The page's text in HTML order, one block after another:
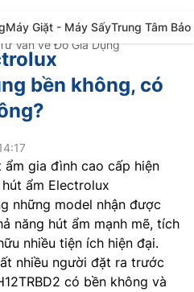
Máy Giặt - Máy SấyTrung Tâm Bảo
Vấn về Đồ Gia Dụng
bền không, có
ẩm gia đình cao cấp hiện
ẩm Electrolux
những model nhận được
năng hút ẩm mạnh mẽ, tích
nhiều tiện ích hiện đại.
nhiều người đặt ra trước
có bền không và